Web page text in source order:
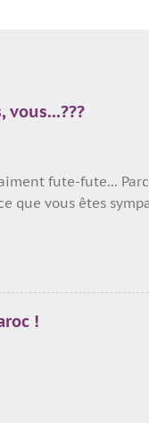
vous...???
fute-fute...
que vous êtes
+ ses enfants le
la vie parisienne...
fois que nous
!